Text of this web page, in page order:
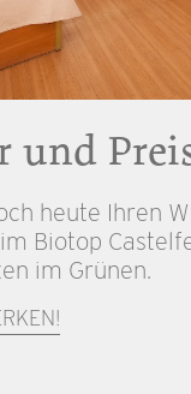
und
heute Ihren
Biotop
im Grünen.